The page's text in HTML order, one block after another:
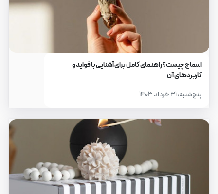
اسماج چیست؟ راهنمای کامل برای آشنایی با فواید و
کاربردهای آن
پنج‌شنبه، ۳۱ خرداد ۱۴۰۳